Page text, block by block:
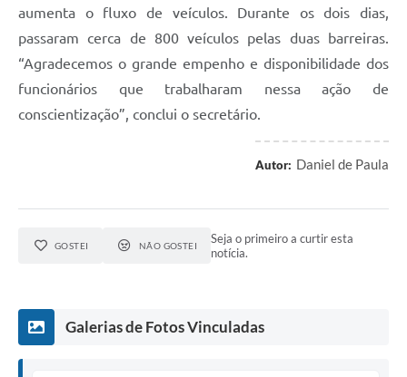
Editais
Serviços Online
Telefones Úteis
Diário Oficial
aumenta o fluxo de veículos. Durante os dois dias,
passaram cerca de 800 veículos pelas duas barreiras.
“Agradecemos o grande empenho e disponibilidade dos
funcionários que trabalharam nessa ação de
conscientização”, conclui o secretário.
Autor: Daniel de Paula
GOSTEI NÃO GOSTEI
Seja o primeiro a curtir esta
notícia.
Galerias de Fotos Vinculadas